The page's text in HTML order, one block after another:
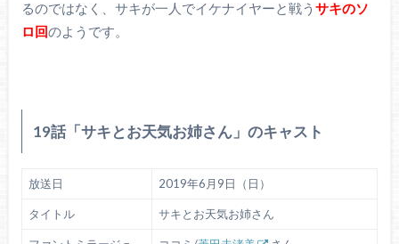
るのではなく、サキが一人でイケナイヤーと戦う サキのソ
ロ回のようです。
19話「サキとお天気お姉さん」のキャスト
放送日 2019年6月9日（日）
タイトル サキとお天気お姉さん